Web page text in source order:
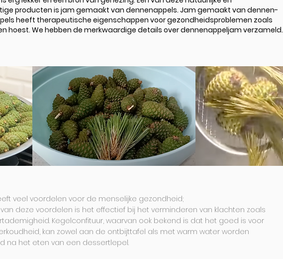
producten is jam gemaakt van dennenappels. Jam gemaakt van dennen-
heeft therapeutische eigenschappen voor gezondheidsproblemen zoals
hoest. We hebben de merkwaardige details over dennenappeljam verzameld.
veel voordelen voor de menselijke gezondheid;
deze voordelen is het effectief bij het verminderen van klachten zoals
Kegelconfituur, waarvan ook bekend is dat het goed is voor
kan zowel aan de ontbijttafel als met warm water worden
na het eten van een dessertlepel.